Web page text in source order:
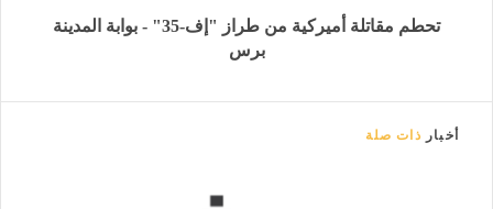
تحطم مقاتلة أميركية من طراز "إف-35" - بوابة المدينة
برس
أخبار ذات صلة